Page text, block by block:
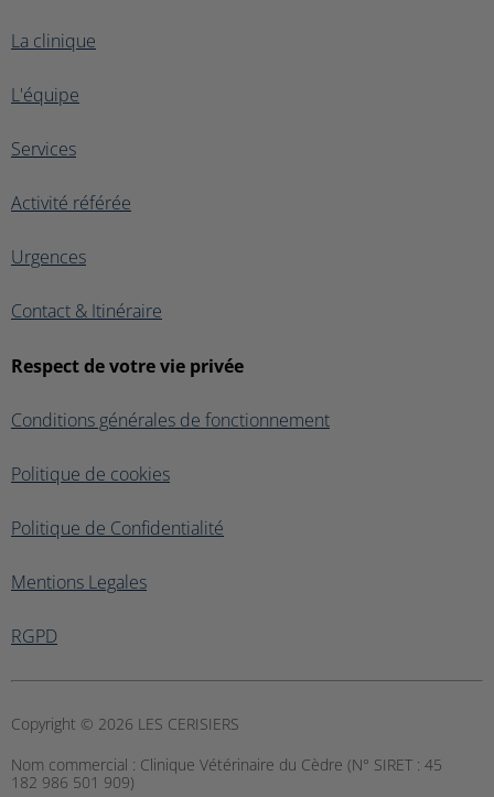
La clinique
L'équipe
Services
Activité référée
Urgences
Contact & Itinéraire
Respect de votre vie privée
Conditions générales de fonctionnement
Politique de cookies
Politique de Confidentialité
Mentions Legales
RGPD
Copyright © 2026 LES CERISIERS
Nom commercial : Clinique Vétérinaire du Cèdre (N° SIRET : 45
182 986 501 909)